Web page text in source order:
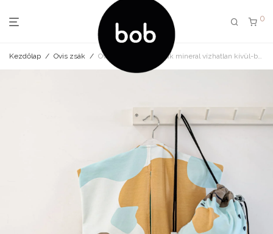
0
Kezdőlap / Ovis zsák / Ovis zsák és tornazsák mineral vízhatlan kívül-belül